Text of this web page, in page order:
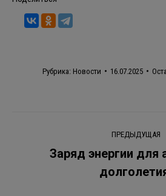
Рубрика: Новости 16.07.2025
ПРЕДЫДУЩАЯ
запись:
Заряд энергии для